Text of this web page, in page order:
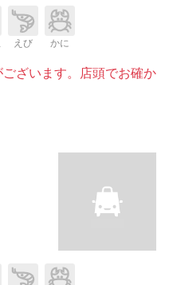
えび かに
ざいます。店頭でお確か